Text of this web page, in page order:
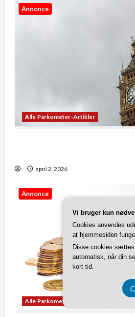
Annonce
Alle Parkometer-Artikler
april 2, 2026
Annonce
Alle Parkometer-Artikler
Vi bruger kun
Cookies anvendes
at hjemmesiden
Disse cookies
automatisk, når din
kort tid.